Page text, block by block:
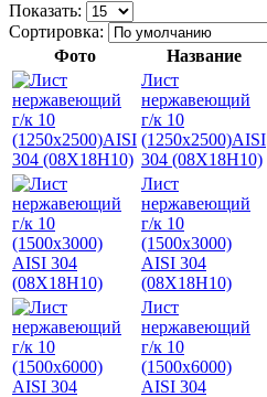
Показать:
Сортировка:
Фото
Название
Лист
нержавеющий
г/к 10
(1250х2500)AISI
304 (08Х18Н10)
Лист
нержавеющий
г/к 10
(1500х3000)
AISI 304
(08Х18Н10)
Лист
нержавеющий
г/к 10
(1500х6000)
AISI 304